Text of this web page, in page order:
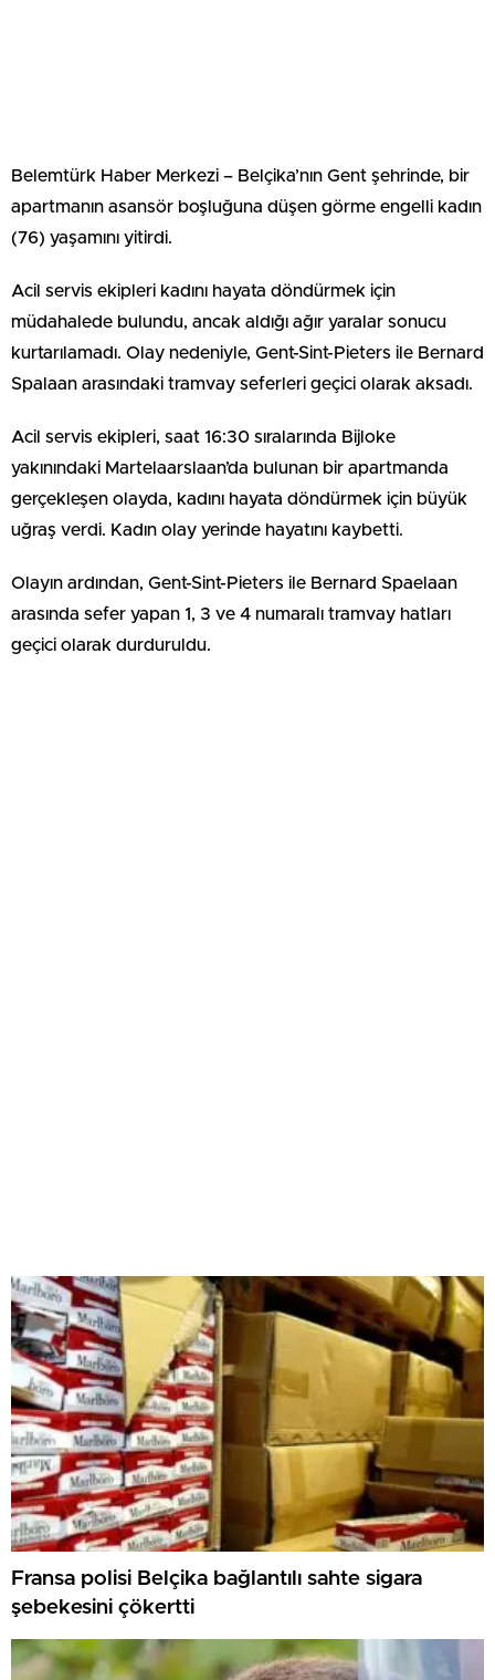
Belemtürk Haber Merkezi – Belçika’nın Gent şehrinde, bir
apartmanın asansör boşluğuna düşen görme engelli kadın
(76) yaşamını yitirdi.
Acil servis ekipleri kadını hayata döndürmek için
müdahalede bulundu, ancak aldığı ağır yaralar sonucu
kurtarılamadı. Olay nedeniyle, Gent-Sint-Pieters ile Bernard
Spalaan arasındaki tramvay seferleri geçici olarak aksadı.
Acil servis ekipleri, saat 16:30 sıralarında Bijloke
yakınındaki Martelaarslaan’da bulunan bir apartmanda
gerçekleşen olayda, kadını hayata döndürmek için büyük
uğraş verdi. Kadın olay yerinde hayatını kaybetti.
Olayın ardından, Gent-Sint-Pieters ile Bernard Spaelaan
arasında sefer yapan 1, 3 ve 4 numaralı tramvay hatları
geçici olarak durduruldu.
Fransa polisi Belçika bağlantılı sahte sigara
şebekesini çökertti